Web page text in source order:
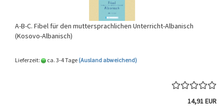
A-B-C. Fibel für den muttersprachlichen Unterricht-Albanisch
(Kosovo-Albanisch)
Lieferzeit: ca. 3-4 Tage (Ausland abweichend)
14,91 EUR